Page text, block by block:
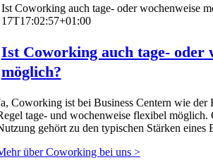
Ist Coworking auch tage- oder wochenweise
17T17:02:57+01:00
Ist Coworking auch tage- oder
möglich?
Coworking ist bei Business Centern wie
tage- und wochenweise flexibel möglich.
gehört zu den typischen Stärken eines
über Coworking bei uns >